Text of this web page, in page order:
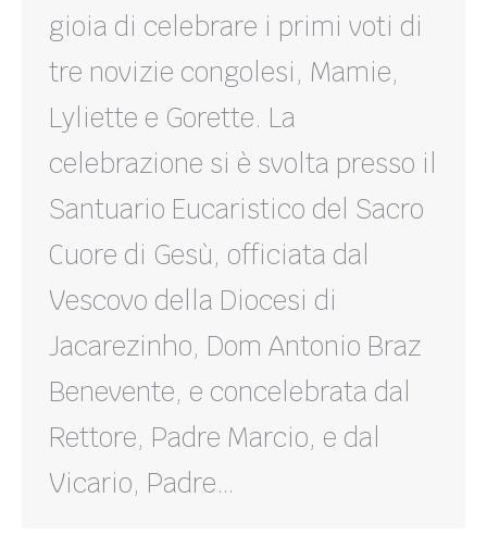
gioia di celebrare i primi voti di
tre novizie congolesi, Mamie,
Lyliette e Gorette. La
celebrazione si è svolta presso il
Santuario Eucaristico del Sacro
Cuore di Gesù, officiata dal
Vescovo della Diocesi di
Jacarezinho, Dom Antonio Braz
Benevente, e concelebrata dal
Rettore, Padre Marcio, e dal
Vicario, Padre…